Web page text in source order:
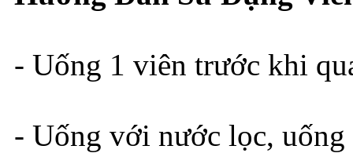
- Uống 1 viên trước khi
- Uống với nước lọc,